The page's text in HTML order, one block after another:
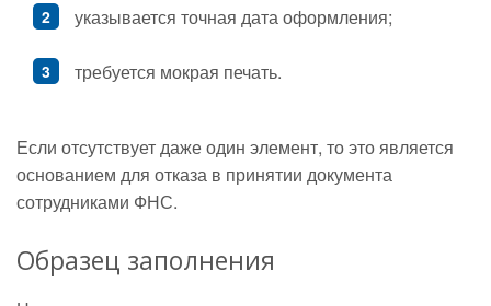
указывается точная дата оформления;
требуется мокрая печать.
Если отсутствует даже один элемент, то это является
основанием для отказа в принятии документа
сотрудниками ФНС.
Образец заполнения